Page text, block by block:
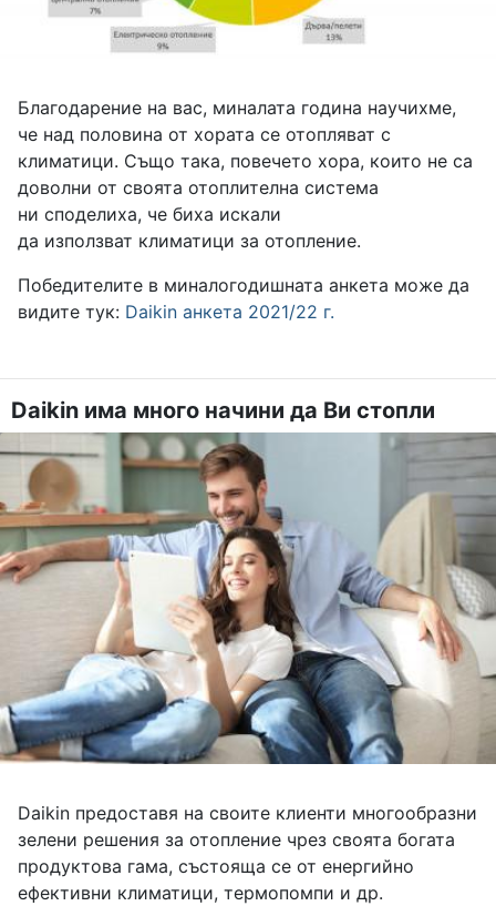
Благодарение на вас, миналата година научихме,
че над половина от хората се отопляват с
климатици. Също така, повечето хора, които не са
доволни от своята отоплителна система
ни споделиха, че биха искали
да използват климатици за отопление.
Победителите в миналогодишната анкета може да
видите тук: Daikin анкета 2021/22 г.
Daikin има много начини да Ви стопли
Daikin предоставя на своите клиенти многообразни
зелени решения за отопление чрез своята богата
продуктова гама, състояща се от енергийно
ефективни климатици, термопомпи и др.